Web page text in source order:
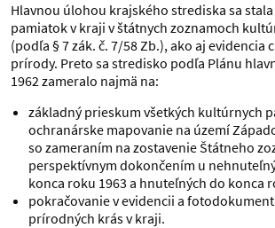
Hlavnou úlohou krajského strediska sa
pamiatok v kraji v štátnych zoznamoch
(podľa § 7 zák. č. 7/58 Zb.), ako aj evidencia
prírody. Preto sa stredisko podľa Plánu
1962 zameralo najmä na:
základný prieskum všetkých kultúrnych
ochranárske mapovanie na území
so zameraním na zostavenie Štátneho
perspektívnym dokončením u
konca roku 1963 a hnuteľných do konca
pokračovanie v evidencii a
prírodných krás v kraji.